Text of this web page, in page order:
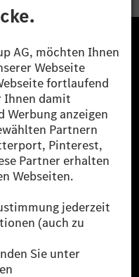
Daimler AG)
AG gehören wir zu
und Luxus-Pkw
AG bietet
und –miete,
rund um Laden
Versicherungen
an.